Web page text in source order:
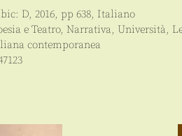
D, 2016, pp 638, Italiano
e Teatro, Narrativa, Università,
contemporanea